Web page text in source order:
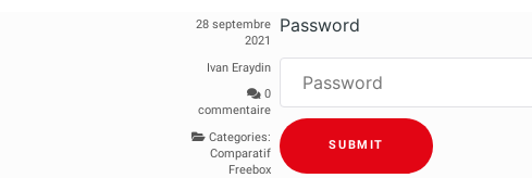
28 septembre
2021
Ivan Eraydin
0
commentaire
Categories:
Comparatif
Freebox
Password